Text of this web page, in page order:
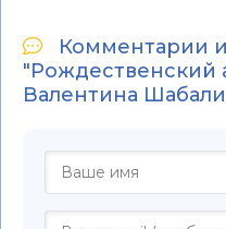
Комментарии
"Рождественский
Валентина